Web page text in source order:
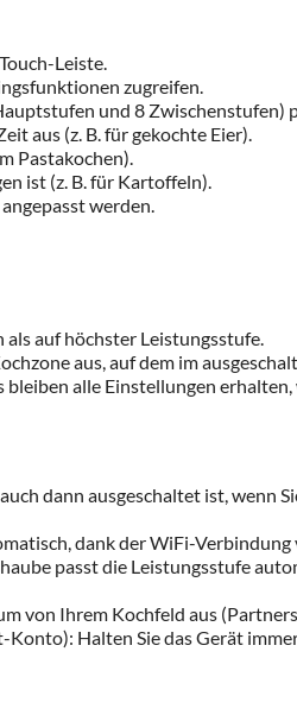
Leiste.
zugreifen.
und 8 Zwischenstufen)
aus (z. B. für gekochte Eier).
Pastakochen).
ist (z. B. für Kartoffeln).
werden.
auf höchster Leistungsstufe.
aus, auf dem im
alle Einstellungen
dann ausgeschaltet ist, wenn
dank der WiFi-Verbindung
passt die Leistungsstufe
von Ihrem Kochfeld aus
Halten Sie das Gerät